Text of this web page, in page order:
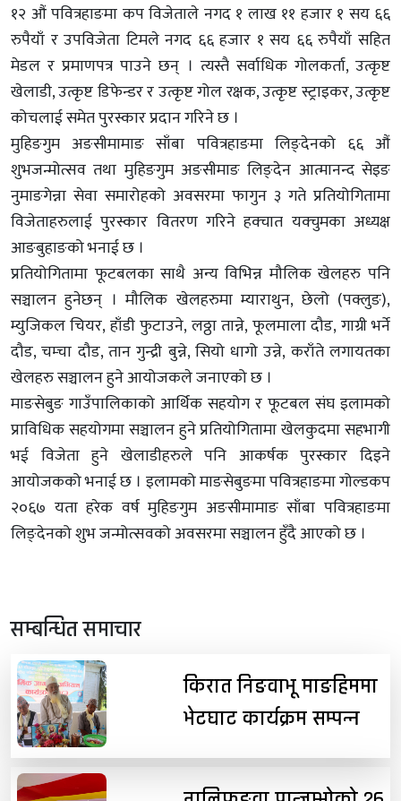
१२ औं पवित्रहाङमा कप विजेताले नगद १ लाख ११ हजार १ सय ६६
रुपैयाँ र उपविजेता टिमले नगद ६६ हजार १ सय ६६ रुपैयाँ सहित
मेडल र प्रमाणपत्र पाउने छन् । त्यस्तै सर्वाधिक गोलकर्ता, उत्कृष्ट
खेलाडी, उत्कृष्ट डिफेन्डर र उत्कृष्ट गोल रक्षक, उत्कृष्ट स्ट्राइकर, उत्कृष्ट
कोचलाई समेत पुरस्कार प्रदान गरिने छ ।
मुहिङगुम अङसीमामाङ साँबा पवित्रहाङमा लिङ्देनको ६६ औं
शुभजन्मोत्सव तथा मुहिङगुम अङसीमाङ लिङ्देन आत्मानन्द सेइङ
नुमाङगेन्ना सेवा समारोहको अवसरमा फागुन ३ गते प्रतियोगितामा
विजेताहरुलाई पुरस्कार वितरण गरिने हक्चात यक्चुमका अध्यक्ष
आङबुहाङको भनाई छ ।
प्रतियोगितामा फूटबलका साथै अन्य विभिन्न मौलिक खेलहरु पनि
सञ्चालन हुनेछन् । मौलिक खेलहरुमा म्याराथुन, छेलो (पक्लुङ),
म्युजिकल चियर, हाँडी फुटाउने, लठ्ठा तान्ने, फूलमाला दौड, गाग्री भर्ने
दौड, चम्चा दौड, तान गुन्द्री बुन्ने, सियो धागो उन्ने, कराँते लगायतका
खेलहरु सञ्चालन हुने आयोजकले जनाएको छ ।
माङसेबुङ गाउँपालिकाको आर्थिक सहयोग र फूटबल संघ इलामको
प्राविधिक सहयोगमा सञ्चालन हुने प्रतियोगितामा खेलकुदमा सहभागी
भई विजेता हुने खेलाडीहरुले पनि आकर्षक पुरस्कार दिइने
आयोजकको भनाई छ । इलामको माङसेबुङमा पवित्रहाङमा गोल्डकप
२०६७ यता हरेक वर्ष मुहिङगुम अङसीमामाङ साँबा पवित्रहाङमा
लिङ्देनको शुभ जन्मोत्सवको अवसरमा सञ्चालन हुँदै आएको छ ।
सम्बन्धित समाचार
किरात निङवाभू माङहिममा
भेटघाट कार्यक्रम सम्पन्न